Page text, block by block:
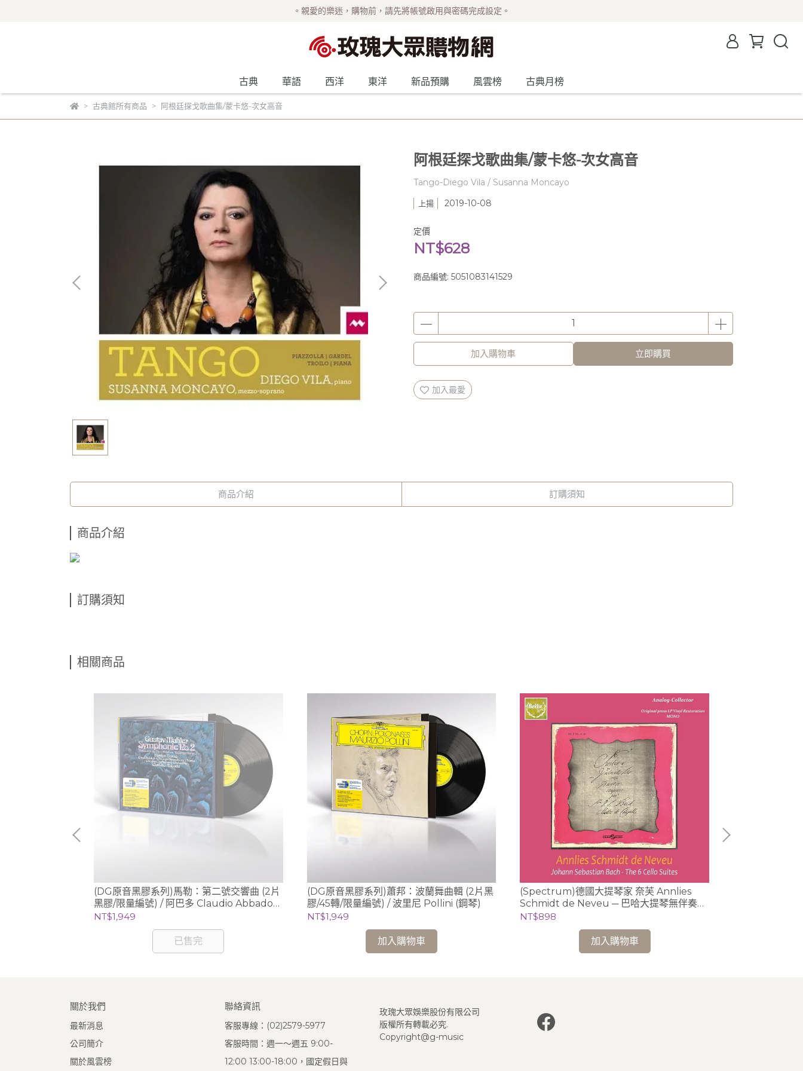
。親愛的樂迷，購物前，請先將帳號啟用與密碼完成設定。
古典 華語 西洋 東洋 新品預購 風雲榜 古典月榜
古典館所有商品 阿根廷探戈歌曲集/蒙卡悠-次女高音
阿根廷探戈歌曲集/蒙卡悠-次女高音
Tango-Diego Vila / Susanna Moncayo
上揚 2019-10-08
定價
NT$628
商品編號: 5051083141529
加入購物車 立即購買
加入最愛
商品介紹 訂購須知
商品介紹
訂購須知
相關商品
(DG原音黑膠系列)馬勒：第二號交響曲 (2片
黑膠/限量編號) / 阿巴多 Claudio Abbado
(指揮) 芝加哥交響樂團
NT$1,949
已售完
(DG原音黑膠系列)蕭邦：波蘭舞曲輯 (2片黑
膠/45轉/限量編號) / 波里尼 Pollini (鋼琴)
NT$1,949
加入購物車
(Spectrum)德國大提琴家 奈芙 Annlies
Schmidt de Neveu ─ 巴哈大提琴無伴奏全
曲錄音 2CD (Ducretet-Thomson版)
NT$898
加入購物車
關於我們
最新消息
公司簡介
關於風雲榜
聯絡資訊
客服專線：(02)2579-5977
客服時間：週一～週五 9:00-
12:00 13:00-18:00，國定假日與
玫瑰大眾娛樂股份有限公司
版權所有轉載必究.
Copyright@g-music